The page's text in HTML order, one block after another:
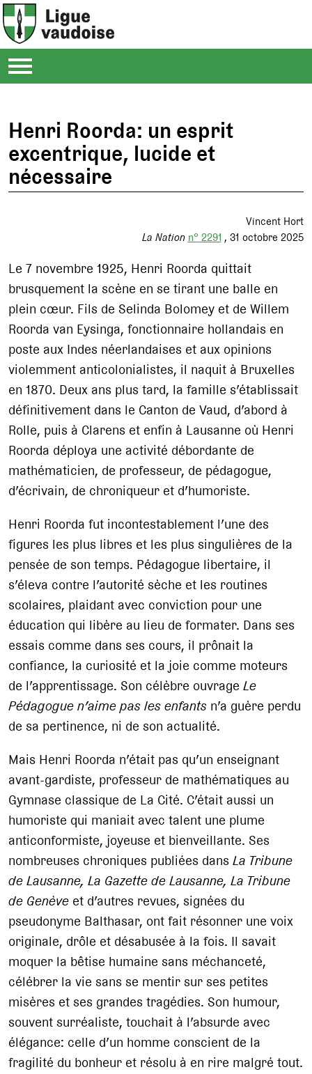
Henri Roorda: un esprit
excentrique, lucide et
nécessaire
Vincent Hort
La Nation n° 2291 31 octobre 2025
Le 7 novembre 1925, Henri Roorda quittait
brusquement la scène en se tirant une balle en
plein cœur. Fils de Selinda Bolomey et de Willem
Roorda van Eysinga, fonctionnaire hollandais en
poste aux Indes néerlandaises et aux opinions
violemment anticolonialistes, il naquit à Bruxelles
en 1870. Deux ans plus tard, la famille s’établissait
définitivement dans le Canton de Vaud, d’abord à
Rolle, puis à Clarens et enfin à Lausanne où Henri
Roorda déploya une activité débordante de
mathématicien, de professeur, de pédagogue,
d’écrivain, de chroniqueur et d’humoriste.
Henri Roorda fut incontestablement l’une des
figures les plus libres et les plus singulières de la
pensée de son temps. Pédagogue libertaire, il
s’éleva contre l’autorité sèche et les routines
scolaires, plaidant avec conviction pour une
éducation qui libère au lieu de formater. Dans ses
essais comme dans ses cours, il prônait la
confiance, la curiosité et la joie comme moteurs
de l’apprentissage. Son célèbre ouvrageLe
Pédagogue n’aime pas les enfants n’a guère perdu
de sa pertinence, ni de son actualité.
Mais Henri Roorda n’était pas qu’un enseignant
avant-gardiste, professeur de mathématiques au
Gymnase classique de La Cité. C’était aussi un
humoriste qui maniait avec talent une plume
anticonformiste, joyeuse et bienveillante. Ses
nombreuses chroniques publiées dansLa Tribune
de Lausanne, La Gazette de Lausanne, La Tribune
de Genève et d’autres revues, signées du
pseudonyme Balthasar, ont fait résonner une voix
originale, drôle et désabusée à la fois. Il savait
moquer la bêtise humaine sans méchanceté,
célébrer la vie sans se mentir sur ses petites
misères et ses grandes tragédies. Son humour,
souvent surréaliste, touchait à l’absurde avec
élégance: celle d’un homme conscient de la
fragilité du bonheur et résolu à en rire malgré tout.